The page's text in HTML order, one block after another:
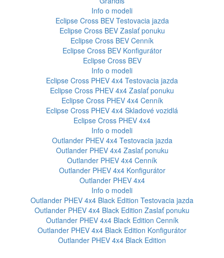
Info o modeli
Eclipse Cross BEV Testovacia jazda
Eclipse Cross BEV Zaslať ponuku
Eclipse Cross BEV Cenník
Eclipse Cross BEV Konfigurátor
Eclipse Cross BEV
Info o modeli
Eclipse Cross PHEV 4x4 Testovacia jazda
Eclipse Cross PHEV 4x4 Zaslať ponuku
Eclipse Cross PHEV 4x4 Cenník
Eclipse Cross PHEV 4x4 Skladové vozidlá
Eclipse Cross PHEV 4x4
Info o modeli
Outlander PHEV 4x4 Testovacia jazda
Outlander PHEV 4x4 Zaslať ponuku
Outlander PHEV 4x4 Cenník
Outlander PHEV 4x4 Konfigurátor
Outlander PHEV 4x4
Info o modeli
Outlander PHEV 4x4 Black Edition Testovacia jazda
Outlander PHEV 4x4 Black Edition Zaslať ponuku
Outlander PHEV 4x4 Black Edition Cenník
Outlander PHEV 4x4 Black Edition Konfigurátor
Outlander PHEV 4x4 Black Edition